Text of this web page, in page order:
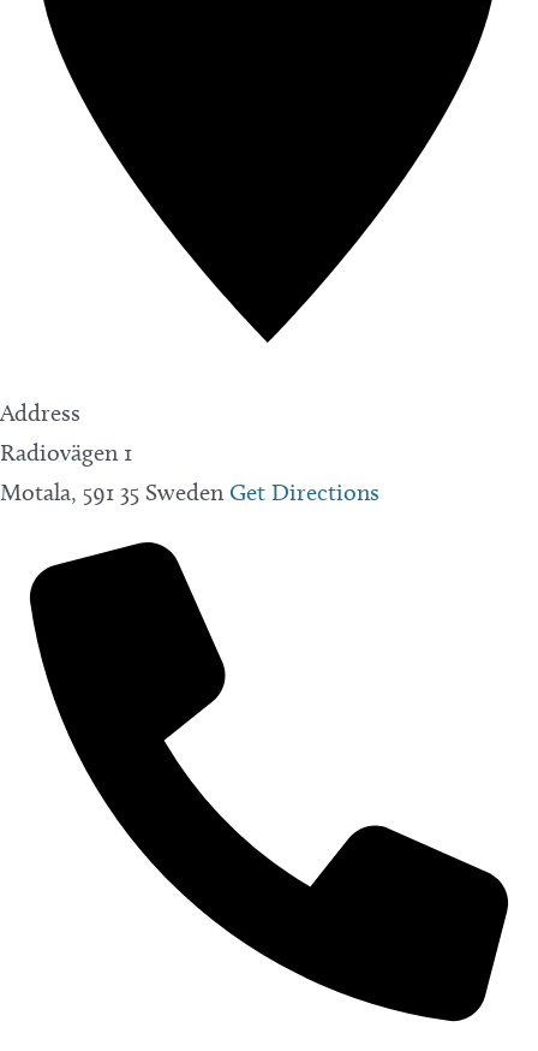
Address
Radiovägen 1
Motala, 591 35 Sweden Get Directions